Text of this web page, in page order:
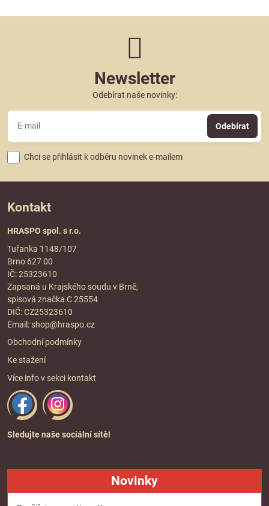
Newsletter
Odebírat naše novinky:
Odebírat
Chci se přihlásit k odběru novinek e-mailem
Kontakt
HRASPO spol. s r.o.
Tuřanka 1148/107
Brno 627 00
IČ: 25323610
Zapsaná u Krajského soudu v Brně,
spisová značka C 25554
DIČ: CZ25323610
Email: shop@hraspo.cz
Obchodní podmínky
Ke stažení
Více info v sekci kontakt
Sledujte naše sociální sítě!
Novinky